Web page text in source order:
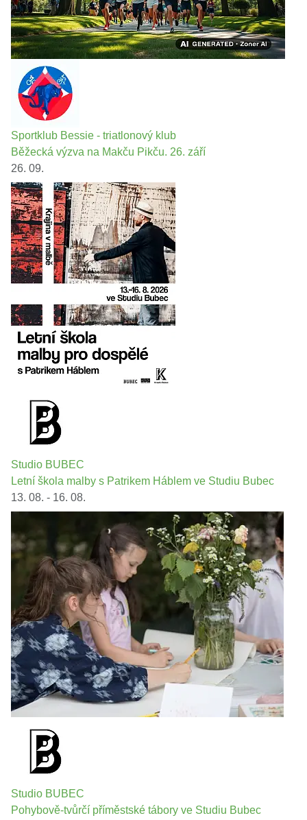
Sportklub Bessie - triatlonový klub
Běžecká výzva na Makču Pikču. 26. září
26. 09.
Studio BUBEC
Letní škola malby s Patrikem Háblem ve Studiu Bubec
13. 08. - 16. 08.
Studio BUBEC
Pohybově-tvůrčí příměstské tábory ve Studiu Bubec